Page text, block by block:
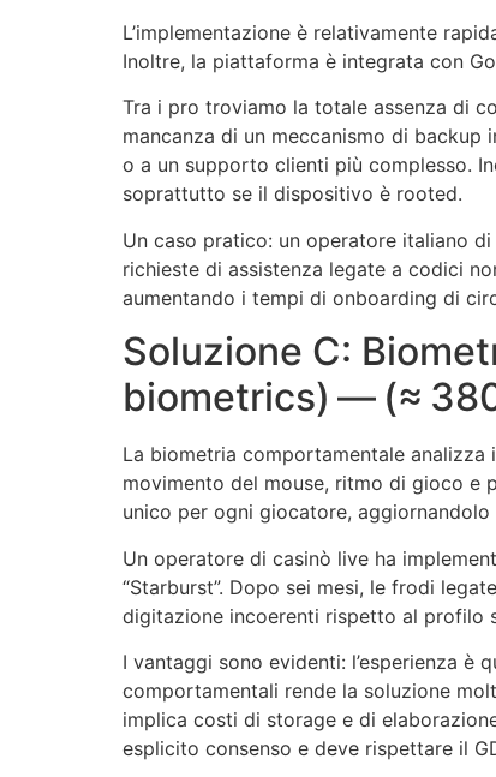
L’implementazione è relativamente
Inoltre, la piattaforma è integrata con
Tra i pro troviamo la totale assenza di
mancanza di un meccanismo di
o a un supporto clienti più complesso.
soprattutto se il dispositivo è rooted.
Un caso pratico: un operatore italiano
richieste di assistenza legate a codici
aumentando i tempi di onboarding di
Soluzione C:
biometrics) — (≈
La biometria comportamentale
movimento del mouse, ritmo di gioco e
unico per ogni giocatore, aggiornandolo
Un operatore di casinò live ha
“Starburst”. Dopo sei mesi, le frodi
digitazione incoerenti rispetto al profilo
I vantaggi sono evidenti: l’esperienza
comportamentali rende la soluzione
implica costi di storage e di
esplicito consenso e deve rispettare il